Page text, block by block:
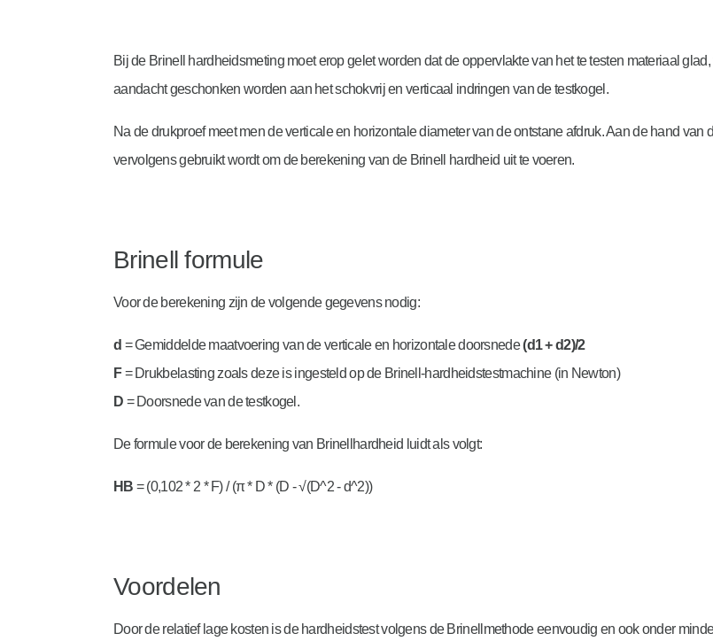
Bij de Brinell hardheidsmeting moet erop gelet worden dat de oppervlakte van het te testen materiaal
aandacht geschonken worden aan het schokvrij en verticaal indringen van de testkogel.
Na de drukproef meet men de verticale en horizontale diameter van de ontstane afdruk. Aan de hand
vervolgens gebruikt wordt om de berekening van de Brinell hardheid uit te voeren.
Brinell formule
Voor de berekening zijn de volgende gegevens nodig:
d = Gemiddelde maatvoering van de verticale en horizontale doorsnede(d1 + d2)/2
F= Drukbelasting zoals deze is ingesteld op de Brinell-hardheidstestmachine (in Newton)
D = Doorsnede van de testkogel.
De formule voor de berekening van Brinellhardheid luidt als volgt:
HB = (0,102 * 2 * F) / (π * D * (D - √(D^2 - d^2))
Voordelen
Door de relatief lage kosten is de hardheidstest volgens de Brinellmethode eenvoudig en ook onder